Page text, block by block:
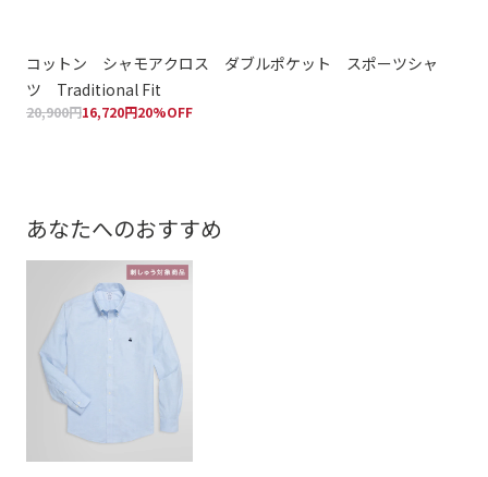
コットン シャモアクロス ダブルポケット スポーツシャ
ツ Traditional Fit
20,900円16,720円20%OFF
あなたへのおすすめ